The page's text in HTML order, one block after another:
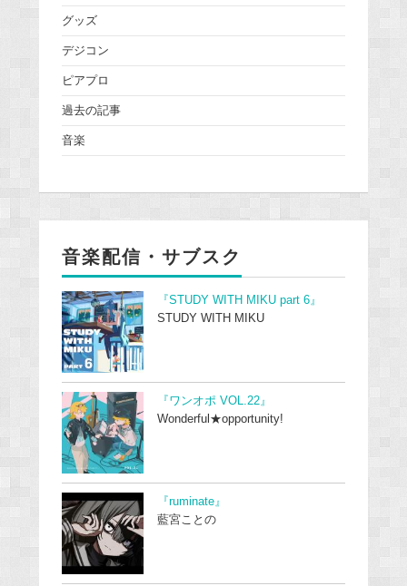
グッズ
デジコン
ピアプロ
過去の記事
音楽
音楽配信・サブスク
『STUDY WITH MIKU part 6』
STUDY WITH MIKU
『ワンオポ VOL.22』
Wonderful★opportunity!
『ruminate』
藍宮ことの